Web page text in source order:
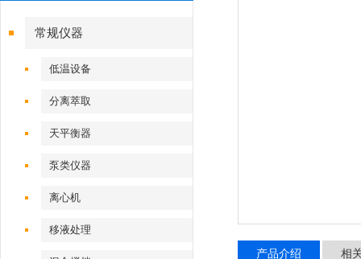
常规仪器
低温设备
分离萃取
天平衡器
泵类仪器
离心机
移液处理
产品介绍 相